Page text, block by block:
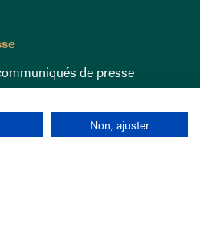
de presse
Non, ajuster